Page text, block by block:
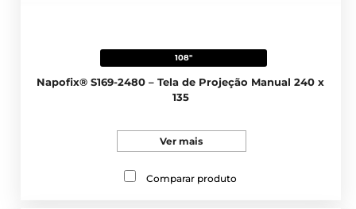
108"
Napofix® S169-2480 – Tela de Projeção Manual 240 x
135
Ver mais
Comparar produto